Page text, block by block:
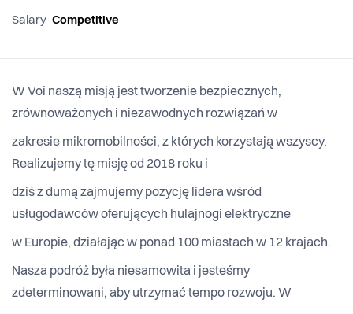
Salary Competitive
W Voi naszą misją jest tworzenie bezpiecznych,
zrównoważonych i niezawodnych rozwiązań w
zakresie mikromobilności, z których korzystają wszyscy.
Realizujemy tę misję od 2018 roku i
dziś z dumą zajmujemy pozycję lidera wśród
usługodawców oferujących hulajnogi elektryczne
w Europie, działając w ponad 100 miastach w 12 krajach.
Nasza podróż była niesamowita i jesteśmy
zdeterminowani, aby utrzymać tempo rozwoju. W